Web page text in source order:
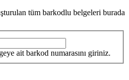
tüm barkodlu belgeleri burada
ait barkod numarasını giriniz.